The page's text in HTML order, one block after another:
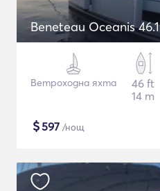
Beneteau Oceanis 46.1
Ветроходна яхта
46 ft
14 m
$597 /нощ